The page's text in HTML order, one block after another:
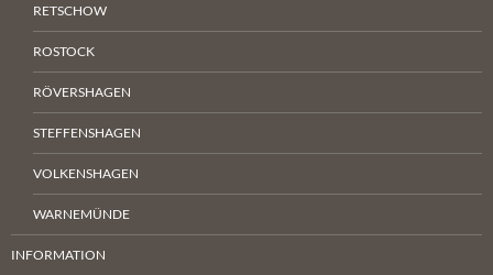
RETSCHOW
ROSTOCK
RÖVERSHAGEN
STEFFENSHAGEN
VOLKENSHAGEN
WARNEMÜNDE
INFORMATION